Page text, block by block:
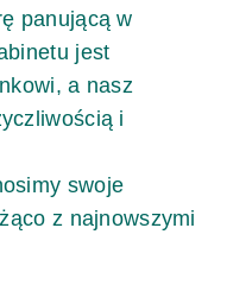
panującą w
jest
a nasz
i
swoje
z najnowszymi